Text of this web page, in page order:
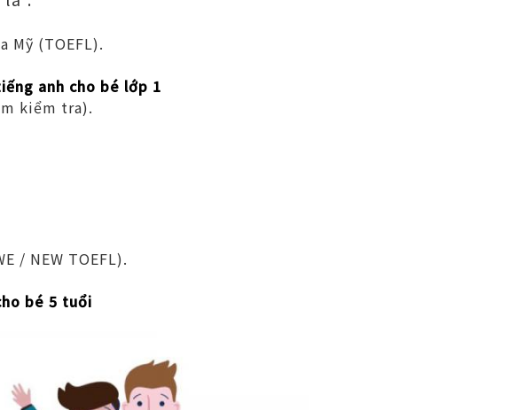
Mỹ (TOEFL).
anh cho bé lớp 1
kiểm tra).
/ NEW TOEFL).
bé 5 tuổi